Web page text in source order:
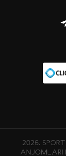
2026.
ANJOMLARI